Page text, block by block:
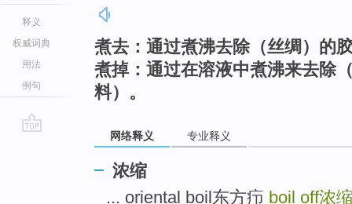
释义
权威词典
用法
例句
煮去：通过煮沸去除（丝绸）的
煮掉：通过在溶液中煮沸来去除
料）。
网络释义 专业释义
浓缩
... oriental boil东方疖 boil off浓